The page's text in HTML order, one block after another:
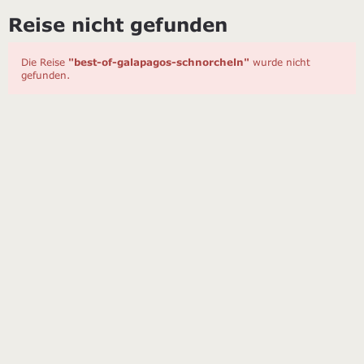
Reise nicht gefunden
Die Reise "best-of-galapagos-schnorcheln" wurde nicht
gefunden.